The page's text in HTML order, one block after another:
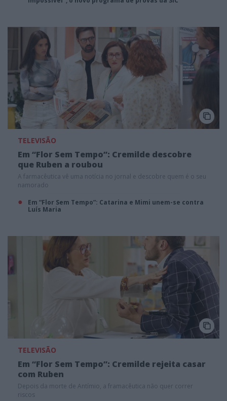
TELEVISÃO
Em “Flor Sem Tempo”: Cremilde descobre
que Ruben a roubou
A farmacêutica vê uma notícia no jornal e descobre quem é o seu
namorado
Em “Flor Sem Tempo”: Catarina e Mimi unem-se contra
Luís Maria
TELEVISÃO
Em “Flor Sem Tempo”: Cremilde rejeita casar
com Ruben
Depois da morte de Antímio, a framacêutica não quer correr
riscos